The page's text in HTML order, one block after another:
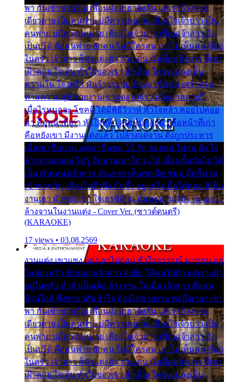
พา กันเข้าพาขวัญ เพื่อนฝูง เฮฮาดังลั่น แต่เราล้างจาน
เดียวดาย เป็นคนพ่าย บ่มีความหมาย เคียงใจเจ้าบ่าว เป็น
คนพ่าย บ่มีความหมาย เคียงใจเจ้าบ่าว เพื่อนเจ้าสาว ยัง
เป็นบ่ได้ คือคนพ่าย ฮักคน ไม่มีใครสน เขาไม่เห็นคน ที่อยู่
ในครัว เจ้าสาว ก็มัวแต่งตัว สวยเด่น นั่งเคียงเจ้าบ่าว ที่เขา
เฝ้าคอย ใจเต้น หัวใจของเรา ลำเค็ญ ใครจะมองเห็น
ความใน ใจ เศร้า มันร้าวระบม ต้องมาขื่นขม เศร้าตรม
ท่ามความสุขี ช่วยงานเขาแต่ง แต่เรา แล้งมาหลายปี
เมื่อไรหนอจะ โชคดี ได้มีพิธีวิวาห์ หัวใจหล้า คอยไปคอย
มา คือหน้าที่เก่า หัวใจหล้า คอยไปคอยมา คือหน้าที่เก่า
คือหยังเขา มีงานแต่งแล้ว ไปล้างแต่จาน ดั่งถูกประหาร
เมื่อเขาชื่นบาน แต่เราขื่นขม โอ้ รัก ลอยลม ไม่สม ดัง ใจ
ล้างจานคอยคู่ ไม่รู้ อีกนานเท่าใด จะได้ เลื่อนขั้นบันได ได้
เป็น ตำแหน่งเจ้าสาว มันเหงา เห็นเขามีคู่ ซมดู มีคู่ก็ม่วน
เข้าพาขวัญ เสียงโห่ตึงตึง มันซึ้ง อยู่แก่ใจ มื้อใด๋หนอ สิเป็น
งานเฮา มัวซอยเขา ใจเฮาซิด้าน มันทรมาน จับจาน เอย…
ล้างจานในงานแต่ง - Cover Ver. (ซาวด์ดนตรี)
(KARAOKE)
17 views • 03.08.2569
งานแต่ง เขาแซง แย่งเอาไปก่อน หัวใจอาวรณ์ มาซ่อน อยู่
ในห้องครัว ข้างนอกเจ้าสาว ส่งยิ้ม ให้คนไปทั่ว แต่เรา เฝ้า
อยู่ในครัว ทำตัวเป็นเด็ก ล้างจาน ในเมื่อ เจ้าสาว คือคน
บ้านใกล้ พึ่งพาอาศัย จำใจ ต้องไปช่วยงาน พอถึงเวลา เขา
พา กันเข้าพาขวัญ เพื่อนฝูง เฮฮาดังลั่น แต่เราล้างจาน
เดียวดาย เป็นคนพ่าย บ่มีความหมาย เคียงใจเจ้าบ่าว เป็น
คนพ่าย บ่มีความหมาย เคียงใจเจ้าบ่าว เพื่อนเจ้าสาว ยัง
เป็นบ่ได้ คือคนพ่าย ฮักคน ไม่มีใครสน เขาไม่เห็นคน ที่อยู่
ในครัว เจ้าสาว ก็มัวแต่งตัว สวยเด่น นั่งเคียงเจ้าบ่าว ที่เขา
เฝ้าคอย ใจเต้น หัวใจของเรา ลำเค็ญ ใครจะมองเห็น